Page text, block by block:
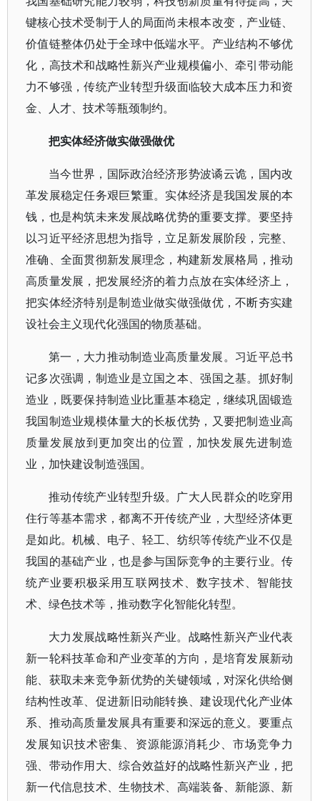
键核心技术受制于人的局面尚未根本改变，产业链、
价值链整体仍处于全球中低端水平。产业结构不够优
化，高技术和战略性新兴产业规模偏小、牵引带动能
力不够强，传统产业转型升级面临较大成本压力和资
金、人才、技术等瓶颈制约。
把实体经济做实做强做优
当今世界，国际政治经济形势波谲云诡，国内改
革发展稳定任务艰巨繁重。实体经济是我国发展的本
钱，也是构筑未来发展战略优势的重要支撑。要坚持
以习近平经济思想为指导，立足新发展阶段，完整、
准确、全面贯彻新发展理念，构建新发展格局，推动
高质量发展，把发展经济的着力点放在实体经济上，
把实体经济特别是制造业做实做强做优，不断夯实建
设社会主义现代化强国的物质基础。
第一，大力推动制造业高质量发展。习近平总书
记多次强调，制造业是立国之本、强国之基。抓好制
造业，既要保持制造业比重基本稳定，继续巩固锻造
我国制造业规模体量大的长板优势，又要把制造业高
质量发展放到更加突出的位置，加快发展先进制造
业，加快建设制造强国。
推动传统产业转型升级。广大人民群众的吃穿用
住行等基本需求，都离不开传统产业，大型经济体更
是如此。机械、电子、轻工、纺织等传统产业不仅是
我国的基础产业，也是参与国际竞争的主要行业。传
统产业要积极采用互联网技术、数字技术、智能技
术、绿色技术等，推动数字化智能化转型。
大力发展战略性新兴产业。战略性新兴产业代表
新一轮科技革命和产业变革的方向，是培育发展新动
能、获取未来竞争新优势的关键领域，对深化供给侧
结构性改革、促进新旧动能转换、建设现代化产业体
系、推动高质量发展具有重要和深远的意义。要重点
发展知识技术密集、资源能源消耗少、市场竞争力
强、带动作用大、综合效益好的战略性新兴产业，把
新一代信息技术、生物技术、高端装备、新能源、新